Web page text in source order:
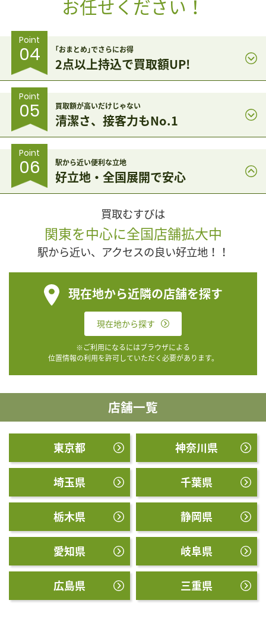
お任せください！
Point
04 ｢おまとめ｣でさらにお得
2点以上持込で買取額UP!
Point
05 買取額が高いだけじゃない
清潔さ、接客力もNo.1
Point
06 駅から近い便利な立地
好立地・全国展開で安心
買取むすびは
関東を中心に全国店舗拡大中
駅から近い、アクセスの良い好立地！！
現在地から近隣の店舗を探す
現在地から探す
※ご利用になるにはブラウザによる
位置情報の利用を許可していただく必要があります。
店舗一覧
東京都 神奈川県
埼玉県 千葉県
栃木県 静岡県
愛知県 岐阜県
広島県 三重県